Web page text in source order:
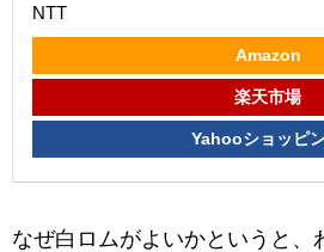
NTT
Amazon
楽天市場
Yahooショッピ
なぜ白ロムがよいかというと、